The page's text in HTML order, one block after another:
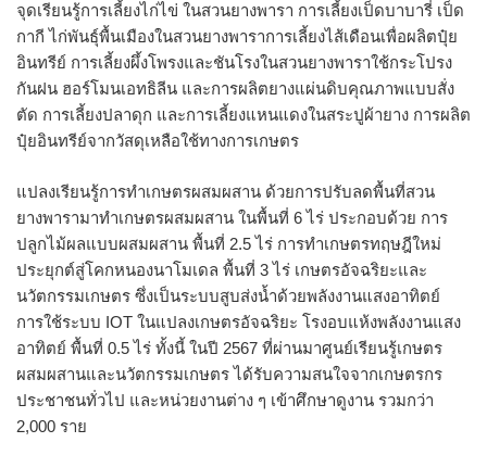
จุดเรียนรู้การเลี้ยงไก่ไข่ ในสวนยางพารา การเลี้ยงเป็ดบาบารี่ เป็ด
กากี ไก่พันธุ์พื้นเมืองในสวนยางพาราการเลี้ยงไส้เดือนเพื่อผลิตปุ๋ย
อินทรีย์ การเลี้ยงผึ้งโพรงและชันโรงในสวนยางพาราใช้กระโปรง
กันฝน ฮอร์โมนเอทธิลีน และการผลิตยางแผ่นดิบคุณภาพแบบสั่ง
ตัด การเลี้ยงปลาดุก และการเลี้ยงแหนแดงในสระปูผ้ายาง การผลิต
ปุ๋ยอินทรีย์จากวัสดุเหลือใช้ทางการเกษตร
แปลงเรียนรู้การทำเกษตรผสมผสาน ด้วยการปรับลดพื้นที่สวน
ยางพารามาทำเกษตรผสมผสาน ในพื้นที่ 6 ไร่ ประกอบด้วย การ
ปลูกไม้ผลแบบผสมผสาน พื้นที่ 2.5 ไร่ การทำเกษตรทฤษฎีใหม่
ประยุกต์สู่โคกหนองนาโมเดล พื้นที่ 3 ไร่ เกษตรอัจฉริยะและ
นวัตกรรมเกษตร ซึ่งเป็นระบบสูบส่งน้ำด้วยพลังงานแสงอาทิตย์
การใช้ระบบ IOT ในแปลงเกษตรอัจฉริยะ โรงอบแห้งพลังงานแสง
อาทิตย์ พื้นที่ 0.5 ไร่ ทั้งนี้ ในปี 2567 ที่ผ่านมาศูนย์เรียนรู้เกษตร
ผสมผสานและนวัตกรรมเกษตร ได้รับความสนใจจากเกษตรกร
ประชาชนทั่วไป และหน่วยงานต่าง ๆ เข้าศึกษาดูงาน รวมกว่า
2,000 ราย